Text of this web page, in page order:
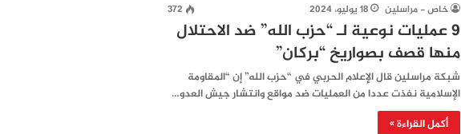
خاص - مراسلين 18 يوليو، 2024 372
9 عمليات نوعية لـ “حزب الله” ضد الاحتلال
منها قصف بصواريخ “بركان”
شبكة مراسلين قال الإعلام الحربي في “حزب الله” إن “المقاومة
الإسلامية نفذت عددا من العمليات ضد مواقع وانتشار جيش العدو…
أكمل القراءة »